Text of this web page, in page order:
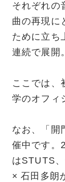
それぞれの
曲の再現に
ために立ち
連続で展開。
ここでは、
学のオフィ
なお、「開
催中です。
はSTUTS
× 石田多朗